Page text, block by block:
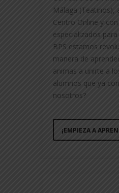
Málaga (Teatinos),
Centro Online y
especializados
BPS estamos
manera de
animas a unirte a
alumnos que ya
nosotros?
¡EMPIEZA A